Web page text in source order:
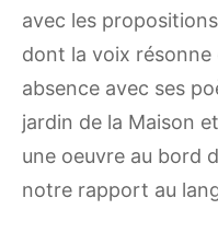
avec les
dont la voix
absence avec ses
jardin de la Maison
une oeuvre au bord
notre rapport au